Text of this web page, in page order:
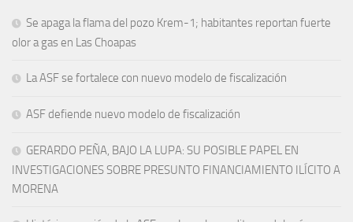
Se apaga la flama del pozo Krem-1; habitantes reportan fuerte
olor a gas en Las Choapas
La ASF se fortalece con nuevo modelo de fiscalización
ASF defiende nuevo modelo de fiscalización
GERARDO PEÑA, BAJO LA LUPA: SU POSIBLE PAPEL EN
INVESTIGACIONES SOBRE PRESUNTO FINANCIAMIENTO ILÍCITO A
MORENA